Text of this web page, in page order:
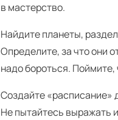
в мастерство.
Найдите планеты,
Определите, за что они
надо бороться. Поймите,
Создайте «расписание»
Не пытайтесь выражать